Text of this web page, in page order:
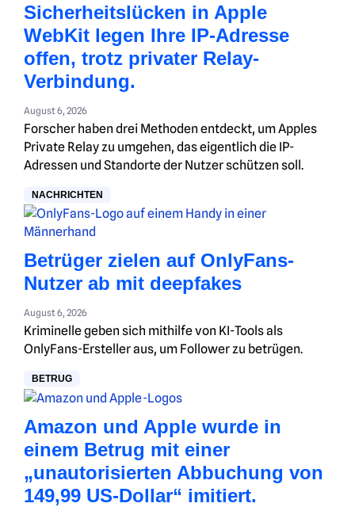
Sicherheitslücken in Apple
WebKit legen Ihre IP-Adresse
offen, trotz privater Relay-
Verbindung.
August 6, 2026
Forscher haben drei Methoden entdeckt, um Apples
Private Relay zu umgehen, das eigentlich die IP-
Adressen und Standorte der Nutzer schützen soll.
NACHRICHTEN
Betrüger zielen auf OnlyFans-
Nutzer ab mit deepfakes
August 6, 2026
Kriminelle geben sich mithilfe von KI-Tools als
OnlyFans-Ersteller aus, um Follower zu betrügen.
BETRUG
Amazon und Apple wurde in
einem Betrug mit einer
„unautorisierten Abbuchung von
149,99 US-Dollar“ imitiert.